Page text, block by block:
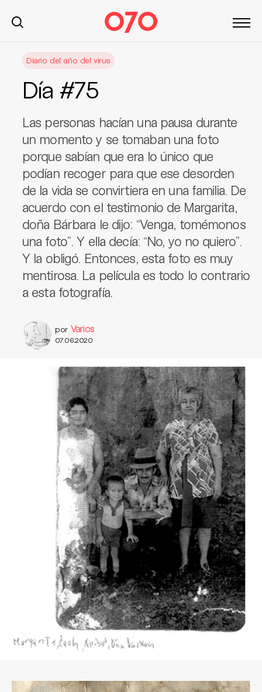
Diario del año del virus
Día #75
Las personas hacían una pausa durante
un momento y se tomaban una foto
porque sabían que era lo único que
podían recoger para que ese desorden
de la vida se convirtiera en una familia. De
acuerdo con el testimonio de Margarita,
doña Bárbara le dijo: “Venga, tomémonos
una foto”. Y ella decía: “No, yo no quiero”.
Y la obligó. Entonces, esta foto es muy
mentirosa. La película es todo lo contrario
a esta fotografía.
por Varios
07.06.2020